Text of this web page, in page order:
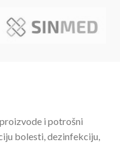
i potrošni
bolesti, dezinfekciju,